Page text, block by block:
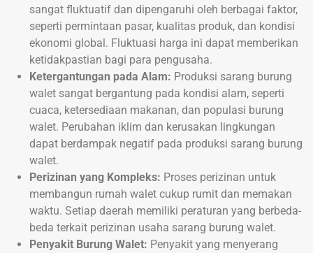
sangat fluktuatif dan dipengaruhi oleh berbagai faktor,
seperti permintaan pasar, kualitas produk, dan kondisi
ekonomi global. Fluktuasi harga ini dapat memberikan
ketidakpastian bagi para pengusaha.
Ketergantungan pada Alam: Produksi sarang burung
walet sangat bergantung pada kondisi alam, seperti
cuaca, ketersediaan makanan, dan populasi burung
walet. Perubahan iklim dan kerusakan lingkungan
dapat berdampak negatif pada produksi sarang burung
walet.
Perizinan yang Kompleks: Proses perizinan untuk
membangun rumah walet cukup rumit dan memakan
waktu. Setiap daerah memiliki peraturan yang berbeda-
beda terkait perizinan usaha sarang burung walet.
Penyakit Burung Walet: Penyakit yang menyerang